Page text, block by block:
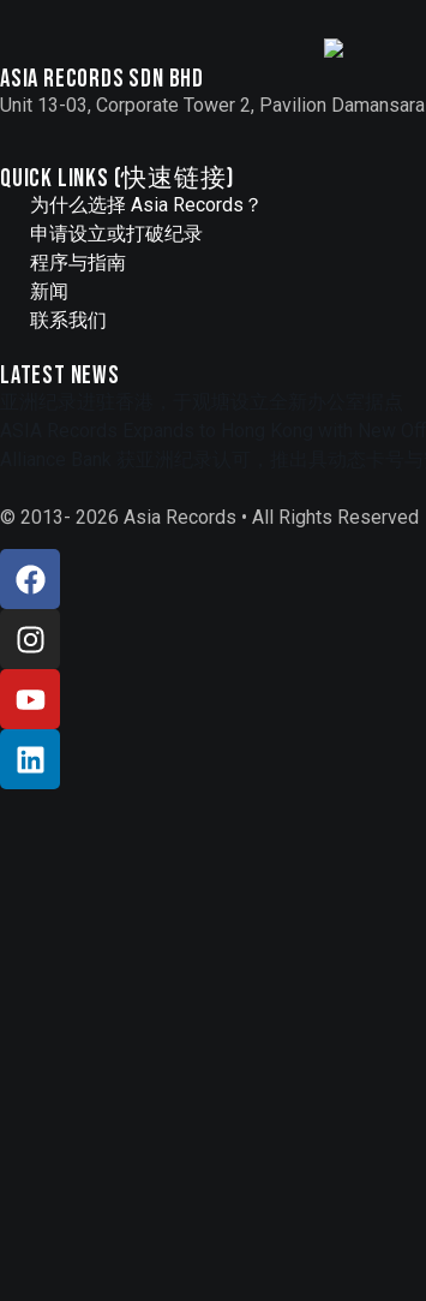
Asia records sdn bhd
Unit 13-03, Corporate Tower 2, Pavilion
QUICK LINKS (快速链接)
为什么选择 Asia Records？
申请设立或打破纪录
程序与指南
新闻
联系我们
Latest News
© 2013- 2026 Asia Records • All Rights Reserved